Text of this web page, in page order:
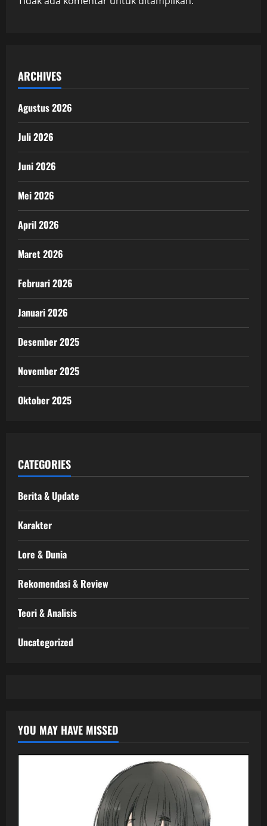
ARCHIVES
Agustus 2026
Juli 2026
Juni 2026
Mei 2026
April 2026
Maret 2026
Februari 2026
Januari 2026
Desember 2025
November 2025
Oktober 2025
CATEGORIES
Berita & Update
Karakter
Lore & Dunia
Rekomendasi & Review
Teori & Analisis
Uncategorized
YOU MAY HAVE MISSED